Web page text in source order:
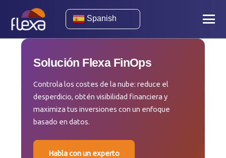
Spanish
Solución Flexa FinOps
Controla los costes de la nube: reduce el
desperdicio, obtén visibilidad financiera y
maximiza tus inversiones con un enfoque
basado en datos.
Habla con un experto